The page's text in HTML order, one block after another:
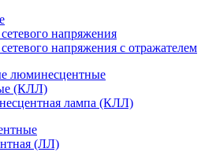
напряжения
напряжения с отражателем
люминесцентные
(КЛЛ)
лампа (КЛЛ)
(ЛЛ)